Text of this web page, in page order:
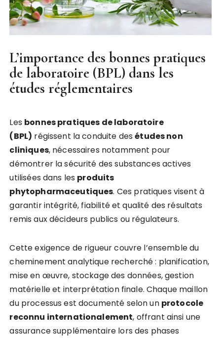
L’importance des bonnes pratiques
de laboratoire (BPL) dans les
études réglementaires
Les bonnes pratiques de laboratoire
(BPL) régissent la conduite desétudes non
cliniques, nécessaires notamment pour
démontrer la sécurité des substances actives
utilisées dans les produits
phytopharmaceutiques. Ces pratiques visent à
garantir intégrité, fiabilité et qualité des résultats
remis aux décideurs publics ou régulateurs.
Cette exigence de rigueur couvre l’ensemble du
cheminement analytique recherché : planification,
mise en œuvre, stockage des données, gestion
matérielle et interprétation finale. Chaque maillon
du processus est documenté selon un protocole
reconnu internationalement, offrant ainsi une
assurance supplémentaire lors des phases